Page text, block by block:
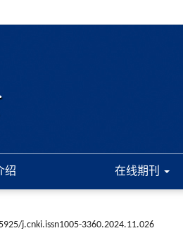
绍 在线期刊
j.cnki.issn1005-3360.2024.11.026